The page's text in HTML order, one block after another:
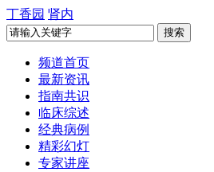
丁香园 肾内
频道首页
最新资讯
指南共识
临床综述
经典病例
精彩幻灯
专家讲座